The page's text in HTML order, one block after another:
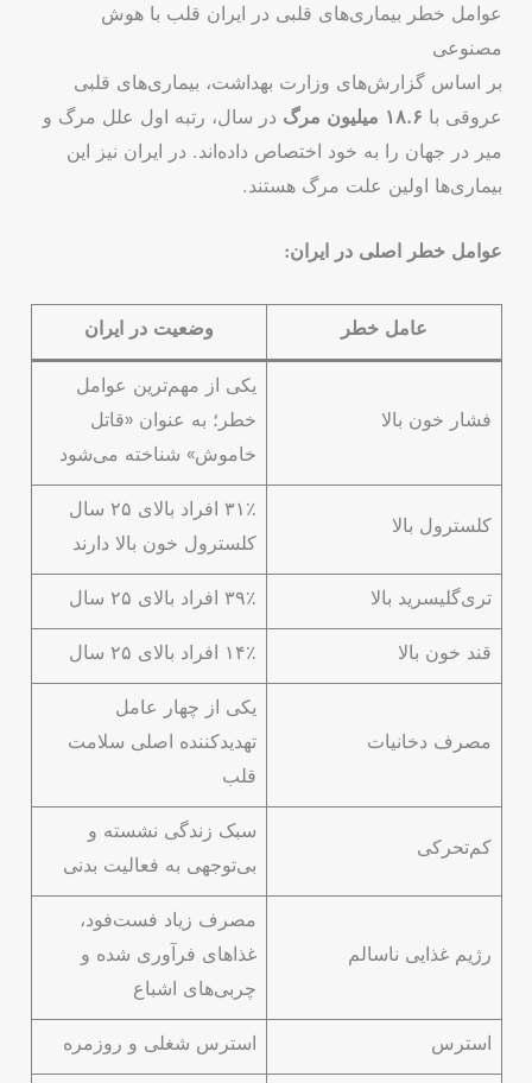
عوامل خطر بیماری‌های قلبی در ایران قلب با هوش
مصنوعی
بر اساس گزارش‌های وزارت بهداشت، بیماری‌های قلبی
عروقی با ۱۸.۶ میلیون مرگ
در سال، رتبه اول علل مرگ و
میر در جهان را به خود اختصاص داده‌اند. در ایران نیز این
بیماری‌ها اولین علت مرگ هستند.
عوامل خطر اصلی در ایران:
عامل خطر وضعیت در ایران
فشار خون بالا
یکی از مهم‌ترین عوامل
خطر؛ به عنوان «قاتل
خاموش» شناخته می‌شود
کلسترول بالا
۳۱٪ افراد بالای ۲۵ سال
کلسترول خون بالا دارند
تری‌گلیسرید بالا
۳۹٪ افراد بالای ۲۵ سال
قند خون بالا
۱۴٪ افراد بالای ۲۵ سال
مصرف دخانیات
یکی از چهار عامل
تهدیدکننده اصلی سلامت
قلب
کم‌تحرکی
سبک زندگی نشسته و
بی‌توجهی به فعالیت بدنی
رژیم غذایی ناسالم
مصرف زیاد فست‌فود،
غذاهای فرآوری شده و
چربی‌های اشباع
استرس
استرس شغلی و روزمره